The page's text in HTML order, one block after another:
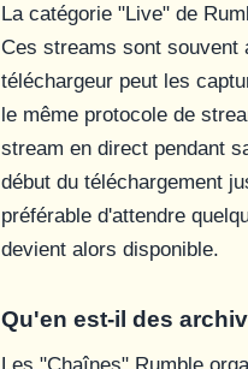
La catégorie "Live" de
Ces streams sont souvent
téléchargeur peut les
le même protocole de
stream en direct pendant
début du téléchargement
préférable d'attendre
devient alors disponible.
Qu'en est-il des